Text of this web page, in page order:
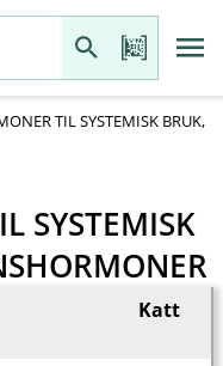
TIL SYSTEMISK BRUK,
SYSTEMISK
Katt